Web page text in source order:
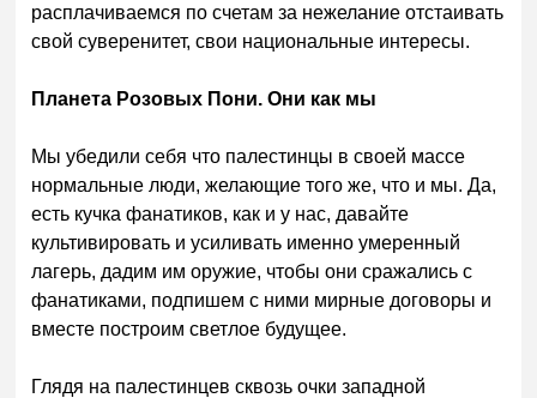
расплачиваемся по счетам за нежелание отстаивать
свой суверенитет, свои национальные интересы.
Планета Розовых Пони. Они как мы
Мы убедили себя что палестинцы в своей массе
нормальные люди, желающие того же, что и мы. Да,
есть кучка фанатиков, как и у нас, давайте
культивировать и усиливать именно умеренный
лагерь, дадим им оружие, чтобы они сражались с
фанатиками, подпишем с ними мирные договоры и
вместе построим светлое будущее.
Глядя на палестинцев сквозь очки западной